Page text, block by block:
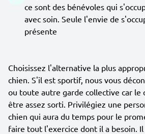
ce sont des bénévoles qui
avec soin. Seule l'envie de
présente
Choisissez l'alternative la plus
chien. S'il est sportif, nous vous
ou toute autre garde collective car le
être assez sorti. Privilégiez une
chien qui aura du temps pour le
faire tout l'exercice dont il a besoin.